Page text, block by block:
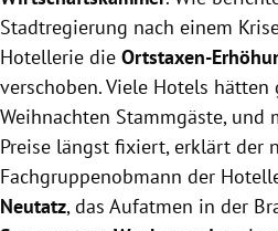
Stadtregierung nach einem
Hotellerie die Ortstaxen-
verschoben. Viele Hotels hätten
Weihnachten Stammgäste, und
Preise längst fixiert, erklärt der
Fachgruppenobmann der
Neutatz, das Aufatmen in der